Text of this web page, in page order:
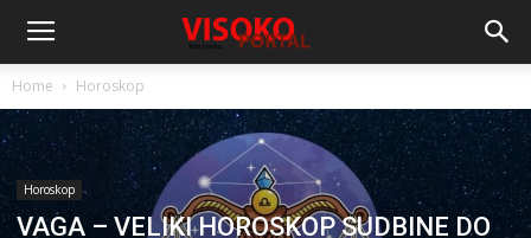
Home Horoskop
Horoskop
VAGA – VELIKI HOROSKOP SUDBINE DO